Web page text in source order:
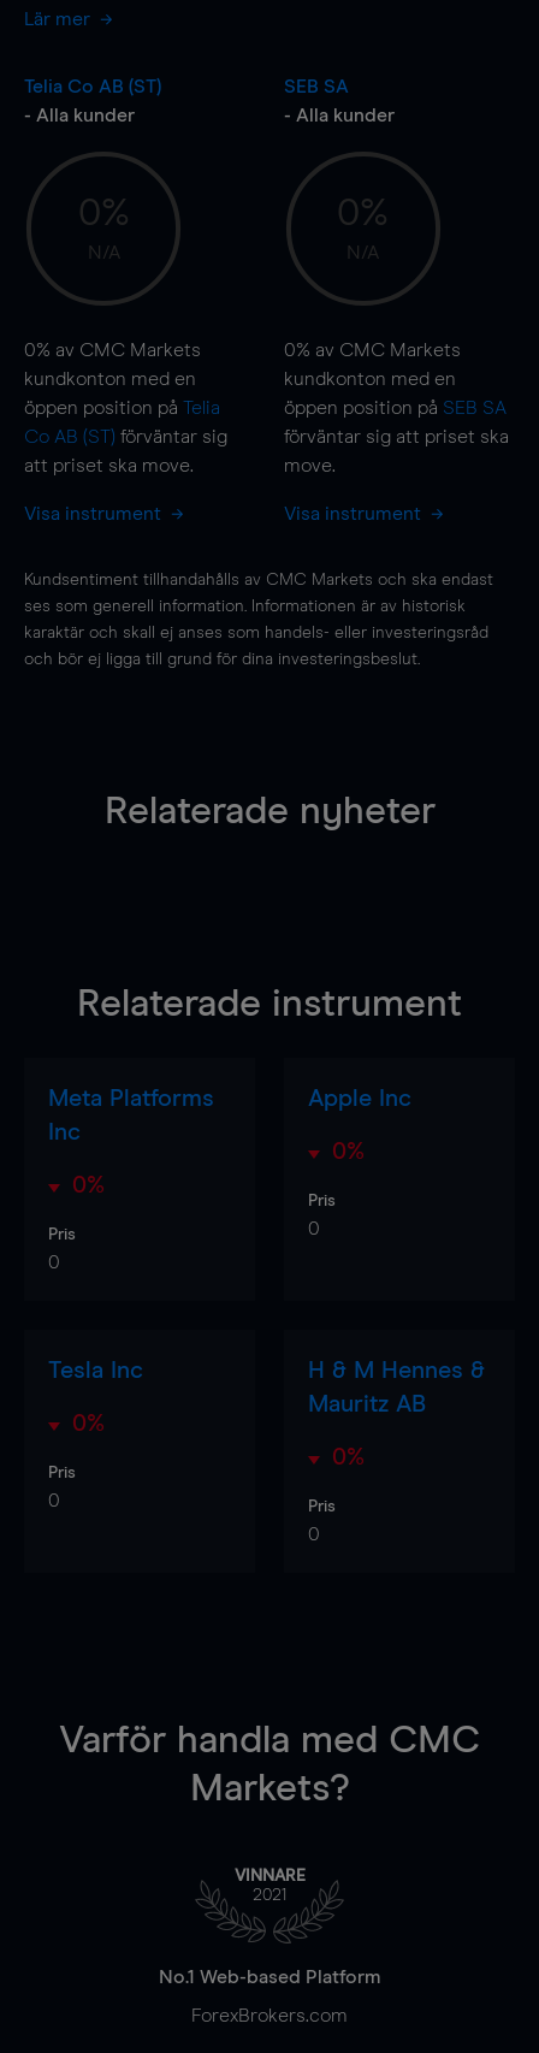
Lär mer
Telia Co AB (ST)
- Alla kunder
0%
N/A
0% av CMC Markets
kundkonton med en
öppen position på Telia
Co AB (ST) förväntar sig
att priset ska move.
Visa instrument
SEB SA
- Alla kunder
0%
N/A
0% av CMC Markets
kundkonton med en
öppen position på SEB SA
förväntar sig att priset ska
move.
Visa instrument
Kundsentiment tillhandahålls av CMC Markets och ska endast
ses som generell information. Informationen är av historisk
karaktär och skall ej anses som handels- eller investeringsråd
och bör ej ligga till grund för dina investeringsbeslut.
Relaterade nyheter
Relaterade instrument
Meta Platforms
Inc
0%
Pris
0
Apple Inc
0%
Pris
0
Tesla Inc
0%
Pris
0
H & M Hennes &
Mauritz AB
0%
Pris
0
Varför handla med CMC
Markets?
VINNARE
2021
No.1 Web-based Platform
ForexBrokers.com